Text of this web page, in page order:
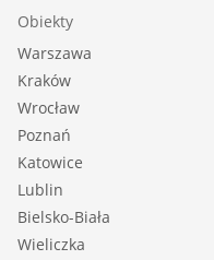
Obiekty
Warszawa
Kraków
Wrocław
Poznań
Katowice
Lublin
Bielsko-Biała
Wieliczka